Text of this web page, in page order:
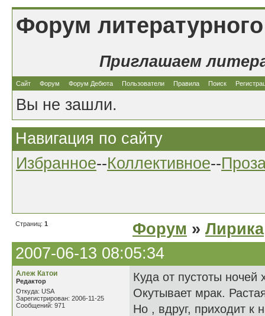
Форум
Приглашаем
Сайт Форум Форум Дебюта Пользователи Правила Поиск
Вы не зашли.
Навигация по сайту
Избранное--Коллективное--
Страниц: 1 Форум » Лирика
2007-06-13 08:05:34
Алеж Катои
Редактор
Откуда: USA
Зарегистрирован: 2006-11-25
Сообщений: 971
Куда от пустоты ночей
Окутывает мрак.
Но , вдруг, приходит к